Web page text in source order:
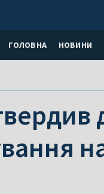
ГОЛОВНА НОВИНИ